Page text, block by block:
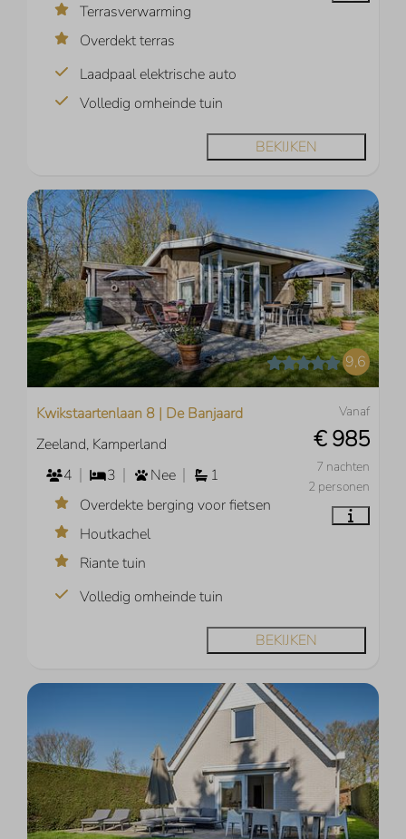
Terrasverwarming
Overdekt terras
Laadpaal elektrische auto
Volledig omheinde tuin
BEKIJKEN
9,6
Vanaf
€ 985
7 nachten
2 personen
Kwikstaartenlaan 8 | De Banjaard
Zeeland, Kamperland
4
3 Nee
1
Overdekte berging voor fietsen
Houtkachel
Riante tuin
Volledig omheinde tuin
BEKIJKEN